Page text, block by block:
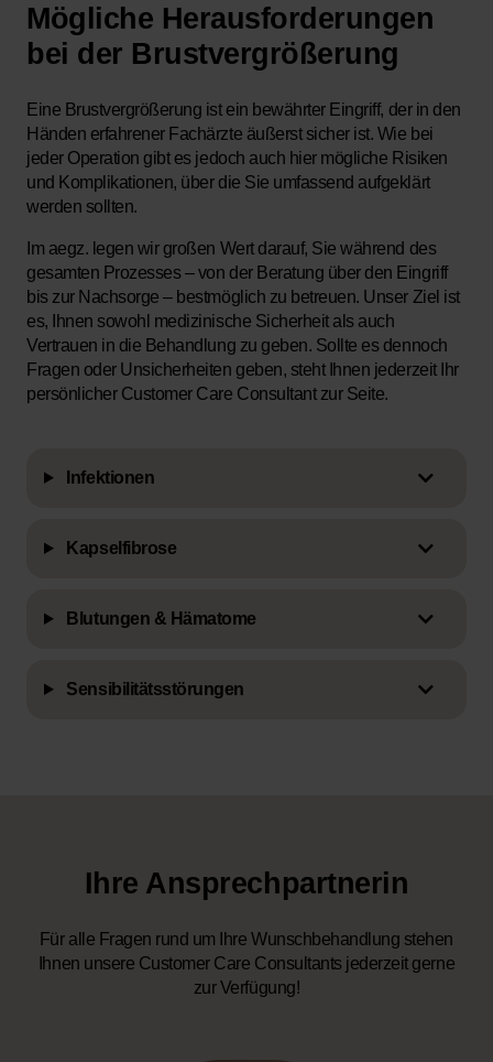
Mögliche Herausforderungen
bei der Brustvergrößerung
Eine Brustvergrößerung ist ein bewährter Eingriff, der in den
Händen erfahrener Fachärzte äußerst sicher ist. Wie bei
jeder Operation gibt es jedoch auch hier mögliche Risiken
und Komplikationen, über die Sie umfassend aufgeklärt
werden sollten.
Im aegz. legen wir großen Wert darauf, Sie während des
gesamten Prozesses – von der Beratung über den Eingriff
bis zur Nachsorge – bestmöglich zu betreuen. Unser Ziel ist
es, Ihnen sowohl medizinische Sicherheit als auch
Vertrauen in die Behandlung zu geben. Sollte es dennoch
Fragen oder Unsicherheiten geben, steht Ihnen jederzeit Ihr
persönlicher Customer Care Consultant zur Seite.
Infektionen
Kapselfibrose
Blutungen & Hämatome
Sensibilitätsstörungen
Ihre Ansprechpartnerin
Für alle Fragen rund um Ihre Wunschbehandlung stehen
Ihnen unsere Customer Care Consultants jederzeit gerne
zur Verfügung!